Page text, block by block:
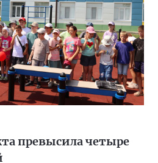
превысила четыре